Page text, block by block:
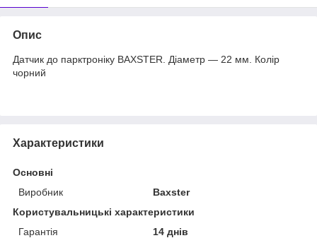
Опис
Датчик до парктроніку BAXSTER. Діаметр — 22 мм. Колір
чорний
Характеристики
Основні
Виробник
Baxster
Користувальницькі характеристики
Гарантія
14 днів